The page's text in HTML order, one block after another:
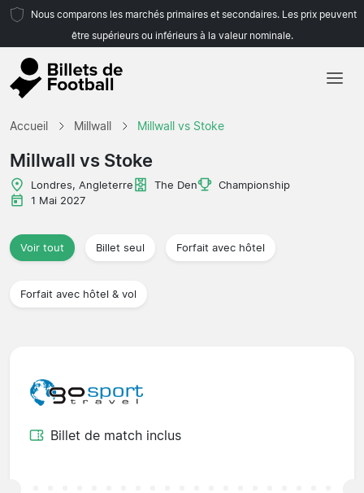
Nous comparons les marchés primaires et secondaires. Les prix peuvent
être supérieurs ou inférieurs à la valeur nominale.
Accueil Millwall Millwall vs Stoke
Millwall vs Stoke
Londres, Angleterre The Den
Championship
1 Mai 2027
Voir tout Billet seul Forfait avec hôtel
Forfait avec hôtel & vol
Billet de match inclus